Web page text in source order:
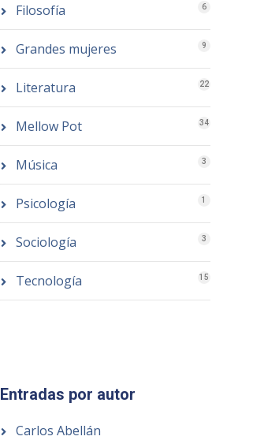
Filosofía 6
Grandes mujeres 9
Literatura 22
Mellow Pot 34
Música 3
Psicología 1
Sociología 3
Tecnología 15
Entradas por autor
Carlos Abellán